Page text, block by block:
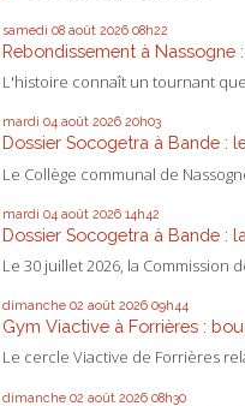
samedi 08 août 2026 08h22
Rebondissement à Nassogne
L'histoire connaît un tournant
mardi 04 août 2026 20h03
Dossier Socogetra à Bande :
Le Collège communal de
mardi 04 août 2026 14h42
Dossier Socogetra à Bande : la
Le 30 juillet 2026, la Commission
dimanche 02 août 2026 09h44
Gym Viactive à Forrières :
Le cercle Viactive de Forrières
dimanche 02 août 2026 08h30